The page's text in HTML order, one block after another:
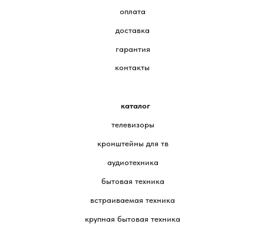
оплата
доставка
гарантия
каталог
телевизоры
кронштейны для тв
аудиотехника
крупная бытовая техника
бытовая техника
встраиваемая техника
контакты